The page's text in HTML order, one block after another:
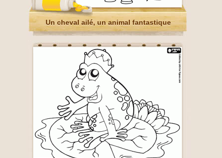
Un cheval ailé, un animal fantastique